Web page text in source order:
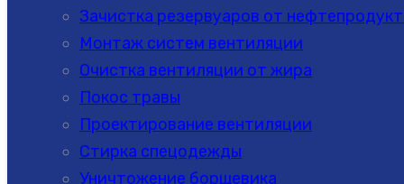
Зачистка резервуаров от
Монтаж систем вентиляции
Очистка вентиляции от жира
Покос травы
Проектирование вентиляции
Стирка спецодежды
Уничтожение борщевика